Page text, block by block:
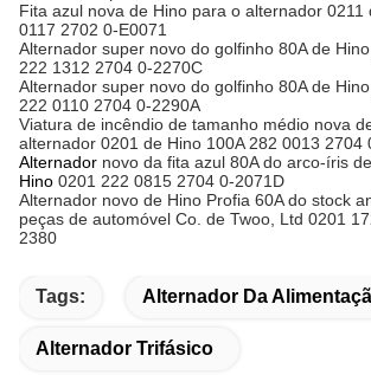
Fita azul nova de Hino para o alternador 0211
0117 2702 0-E0071
Alternador super novo do golfinho 80A de
222 1312 2704 0-2270C
Alternador super novo do golfinho 80A de
222 0110 2704 0-2290A
Viatura de incêndio de tamanho médio nova
alternador 0201 de Hino 100A 282 0013 2704
Alternador novo da fita azul 80A do arco-íris
Hino 0201 222 0815 2704 0-2071D
Alternador novo de Hino Profia 60A do stock
peças de automóvel Co. de Twoo, Ltd 0201
2380
Tags: Alternador Da
Alternador Trifásico